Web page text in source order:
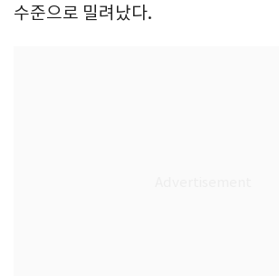
수준으로 밀려났다.